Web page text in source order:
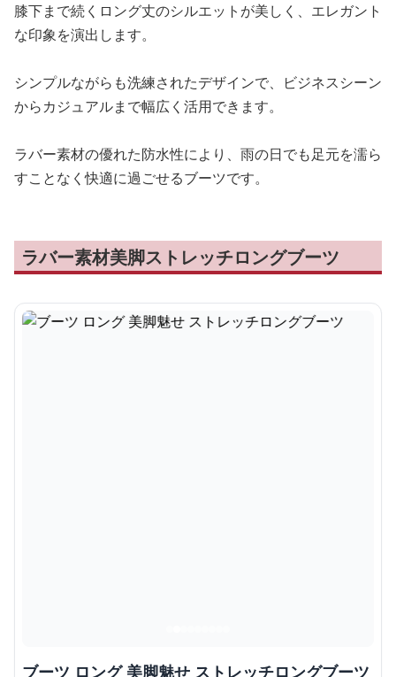
膝下まで続くロング丈のシルエットが美しく、エレガント
な印象を演出します。
シンプルながらも洗練されたデザインで、ビジネスシーン
からカジュアルまで幅広く活用できます。
ラバー素材の優れた防水性により、雨の日でも足元を濡ら
すことなく快適に過ごせるブーツです。
ラバー素材美脚ストレッチロングブーツ
ブーツ ロング 美脚魅せ ストレッチロングブーツ